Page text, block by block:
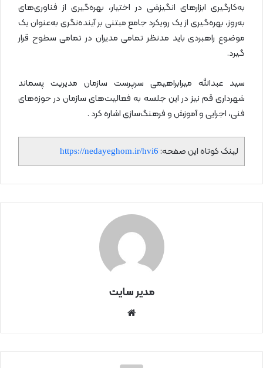
به‌کارگیری ابزارهای انگیزشی در اختیار، بهره‌گیری از فناوری‌های
به‌روز، بهره‌گیری از یک رویکرد جامع مبتنی بر آینده‌نگری به‌عنوان یک
موضوع راهبردی باید مدنظر تمامی مدیران در تمامی سطوح قرار
گیرد.
سید عبدالله میرابراهیمی سرپرست سازمان مدیریت پسماند
شهرداری قم نیز در این جلسه به فعالیت‌های سازمان در حوزه‌های
فنی، اجرایی و آموزش و فرهنگ‌سازی اشاره کرد .
لینک کوتاه این صفحه: https://nedayeghom.ir/hvi6
مدیر سایت
نتی